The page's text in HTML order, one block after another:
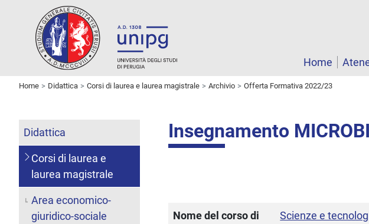
Home
Home Didattica Corsi di laurea e laurea magistrale Archivio Offerta Formativa 2022/23
Insegnamento
Nome del corso di
Scienze e
Didattica
Corsi di laurea e
laurea magistrale
Area economico-
giuridico-sociale